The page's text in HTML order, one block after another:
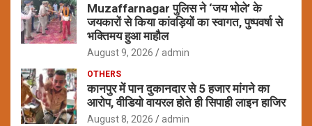
Muzaffarnagar पुलिस ने ‘जय भोले’ के
जयकारों से किया कांवड़ियों का स्वागत, पुष्पवर्षा से
भक्तिमय हुआ माहौल
August 9, 2026 admin
OTHERS
कानपुर में पान दुकानदार से 5 हजार मांगने का
आरोप, वीडियो वायरल होते ही सिपाही लाइन हाजिर
August 8, 2026 admin